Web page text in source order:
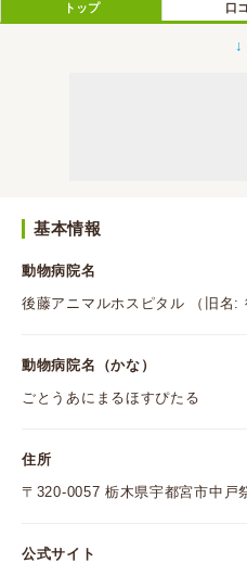
トップ 口
↓
基本情報
動物病院名
後藤アニマルホスピタル （旧名:
動物病院名（かな）
ごとうあにまるほすぴたる
住所
〒320-0057 栃木県宇都宮市中戸
公式サイト